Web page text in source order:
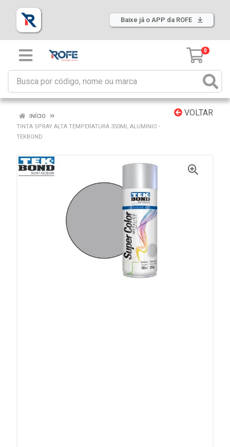
Baixe já o APP da ROFE
0
VOLTAR
INÍCIO
TINTA SPRAY ALTA TEMPERATURA 350ML ALUMINIO -
TEKBOND